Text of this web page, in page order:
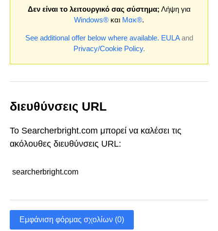
Δεν είναι το λειτουργικό σας σύστημα; Λήψη για
Windows® και Μακ®.
See additional offer below where available. EULAand
Privacy/Cookie Policy.
διευθύνσεις URL
Το Searcherbright.com μπορεί να καλέσει τις
ακόλουθες διευθύνσεις URL:
searcherbright.com
Εμφάνιση φόρμας σχολίων (0)